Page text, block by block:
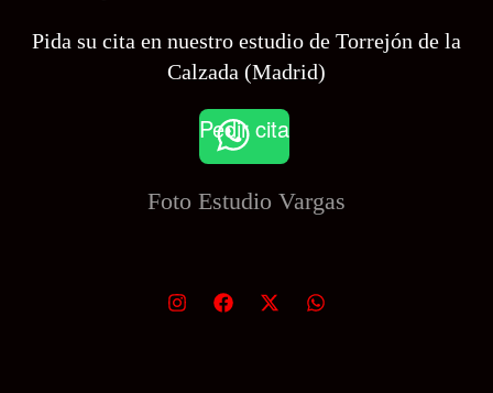
Pida su cita en nuestro estudio de Torrejón de la
Calzada (Madrid)
Pedir cita
Foto Estudio Vargas